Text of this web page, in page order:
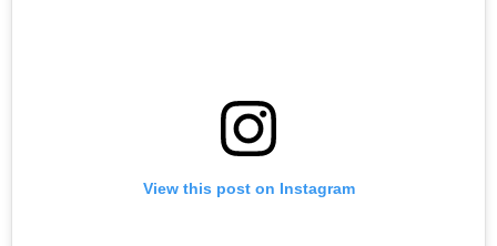
View this post on Instagram